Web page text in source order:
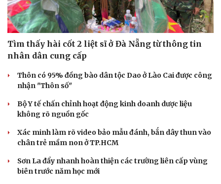
Cải chính
Tìm thấy hài cốt 2 liệt sĩ ở Đà Nẵng từ thông tin
nhân dân cung cấp
Thôn có 95% đồng bào dân tộc Dao ở Lào Cai được công
nhận "Thôn số"
Bộ Y tế chấn chỉnh hoạt động kinh doanh dược liệu
không rõ nguồn gốc
Xác minh làm rõ video bảo mẫu đánh, bắn dây thun vào
chân trẻ mầm non ở TP.HCM
Sơn La đẩy nhanh hoàn thiện các trường liên cấp vùng
biên trước năm học mới